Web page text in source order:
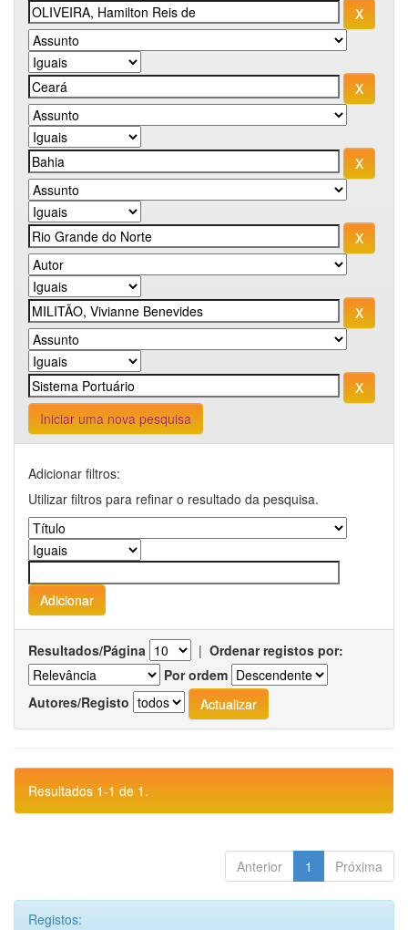
Iniciar uma nova pesquisa
Adicionar filtros:
Utilizar filtros para refinar o resultado da pesquisa.
Resultados/Página | Ordenar registos por:
Por ordem
Autores/Registo
Resultados 1-1 de 1.
Anterior 1 Próxima
Registos: